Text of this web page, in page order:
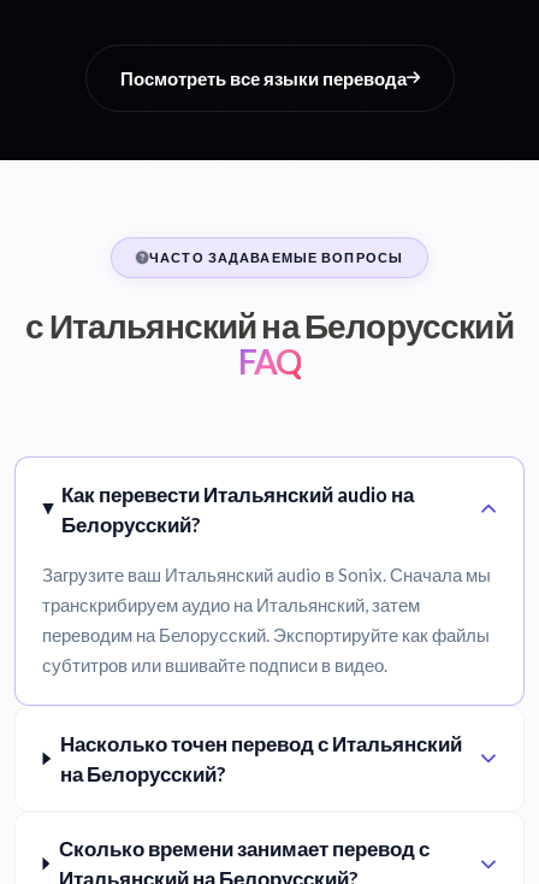
Посмотреть все языки перевода
ЧАСТО ЗАДАВАЕМЫЕ ВОПРОСЫ
с Итальянский на Белорусский
FAQ
Как перевести Итальянский audio на
Белорусский?
Загрузите ваш Итальянский audio в Sonix. Сначала мы
транскрибируем аудио на Итальянский, затем
переводим на Белорусский. Экспортируйте как файлы
субтитров или вшивайте подписи в видео.
Насколько точен перевод с Итальянский
на Белорусский?
Сколько времени занимает перевод с
Итальянский на Белорусский?